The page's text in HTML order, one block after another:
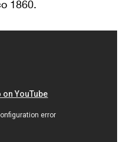
1860.